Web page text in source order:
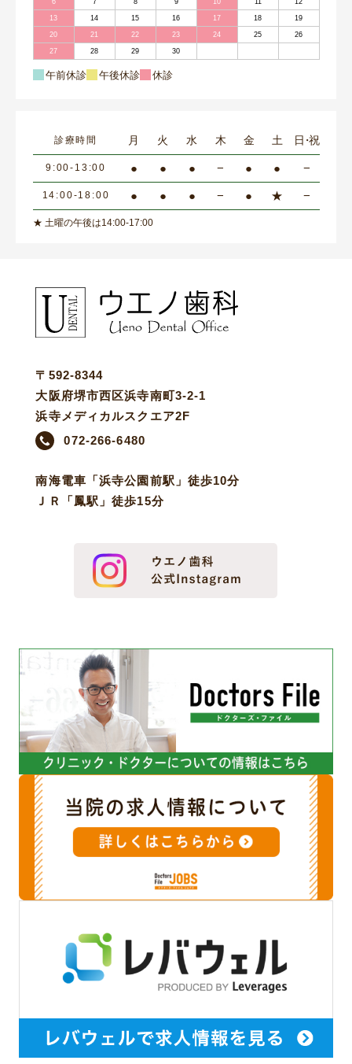
13 14 15 16 17 18 19
20 21 22 23 24 25 26
27 28 29 30
午前休診 午後休診 休診
診療時間 月 火 水 木 金 土 日・祝
9:00-13:00 ● ● ● − ● ● −
14:00-18:00 ● ● ● − ● ★ −
★ 土曜の午後は14:00-17:00
〒592-8344
大阪府堺市西区浜寺南町3-2-1
浜寺メディカルスクエア2F
072-266-6480
南海電車「浜寺公園前駅」徒歩10分
ＪＲ「鳳駅」徒歩15分